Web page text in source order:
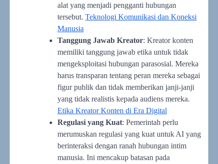
alat yang menjadi pengganti hubungan
tersebut. Teknologi Komunikasi dan Koneksi
Manusia
Tanggung Jawab Kreator: Kreator konten
memiliki tanggung jawab etika untuk tidak
mengeksploitasi hubungan parasosial. Mereka
harus transparan tentang peran mereka sebagai
figur publik dan tidak memberikan janji-janji
yang tidak realistis kepada audiens mereka.
Etika Kreator Konten di Era Digital
Regulasi yang Kuat: Pemerintah perlu
merumuskan regulasi yang kuat untuk AI yang
berinteraksi dengan ranah hubungan intim
manusia. Ini mencakup batasan pada